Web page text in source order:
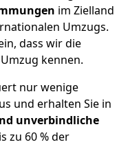
im Zielland
Umzugs.
dass wir die
kennen.
nur wenige
und erhalten Sie in
unverbindliche
zu 60 % der